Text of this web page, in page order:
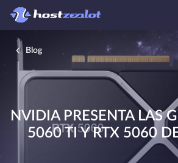
Blog
NVIDIA PRESENTA LAS
5060 TI Y RTX 5060